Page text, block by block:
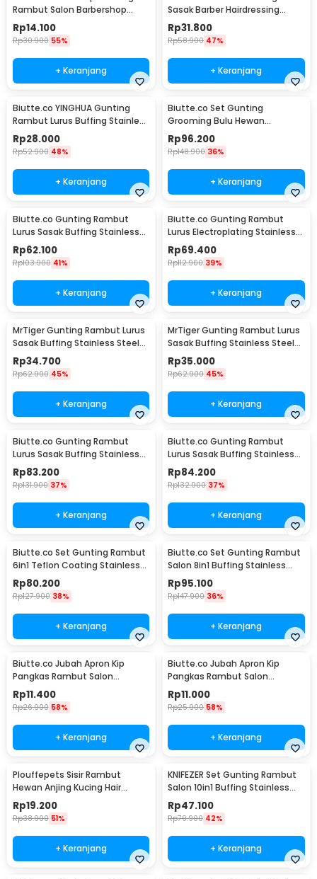
Rambut Salon Barbershop
Cape - WB01
Rp14.100
Rp30.900 55%
+ Keranjang
Sasak Barber Hairdressing
Scissors 6 Inch - JFY-60
Rp31.800
Rp58.900 47%
+ Keranjang
Biutte.co YINGHUA Gunting
Rambut Lurus Buffing Stainless
Steel 4Cr13 - CL-6
Rp28.000
Rp52.900 48%
+ Keranjang
Biutte.co Set Gunting
Grooming Bulu Hewan
Peliharaan 4in1 - 62HRC
Rp96.200
Rp148.900 36%
+ Keranjang
Biutte.co Gunting Rambut
Lurus Sasak Buffing Stainless
Steel 2 PCS - M1325
Rp62.100
Rp103.900 41%
+ Keranjang
Biutte.co Gunting Rambut
Lurus Electroplating Stainless
Steel 4Cr13 - M132
Rp69.400
Rp112.900 39%
+ Keranjang
MrTiger Gunting Rambut Lurus
Sasak Buffing Stainless Steel
4Cr13 Thinning 5.5 Inch - 440C
Rp34.700
Rp62.900 45%
+ Keranjang
MrTiger Gunting Rambut Lurus
Sasak Buffing Stainless Steel
4Cr13 Cutting 5.5 Inch - 440C
Rp35.000
Rp62.900 45%
+ Keranjang
Biutte.co Gunting Rambut
Lurus Sasak Buffing Stainless
4Cr13 2 PCS 5.5 Inch - 440C
Rp83.200
Rp131.900 37%
+ Keranjang
Biutte.co Gunting Rambut
Lurus Sasak Buffing Stainless
4Cr13 2 PCS 6 Inch - 440C
Rp84.200
Rp132.900 37%
+ Keranjang
Biutte.co Set Gunting Rambut
6in1 Teflon Coating Stainless
Steel 4Cr13 - 440C
Rp80.200
Rp127.900 38%
+ Keranjang
Biutte.co Set Gunting Rambut
Salon 8in1 Buffing Stainless
Steel 4Cr13 - 440C
Rp95.100
Rp147.900 36%
+ Keranjang
Biutte.co Jubah Apron Kip
Pangkas Rambut Salon
Barbershop Cape Nylon - WB03
Rp11.400
Rp26.900 58%
+ Keranjang
Biutte.co Jubah Apron Kip
Pangkas Rambut Salon
Barbershop Cape - WB20
Rp11.000
Rp25.900 58%
+ Keranjang
Plouffepets Sisir Rambut
Hewan Anjing Kucing Hair
Removal Comb - AES0124
Rp19.200
Rp38.900 51%
+ Keranjang
KNIFEZER Set Gunting Rambut
Salon 10in1 Buffing Stainless
Steel 4Cr13 - MR4017
Rp47.100
Rp79.900 42%
+ Keranjang